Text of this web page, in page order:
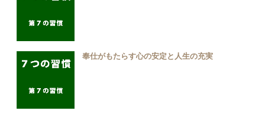
奉仕がもたらす心の安定と人生の充実